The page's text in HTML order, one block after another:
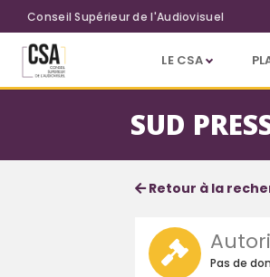
Aller au contenu principal
Conseil Supérieur de l'Audiovisuel
LE CSA
SUD
Fiche
Informations
Retour à la
Pas de